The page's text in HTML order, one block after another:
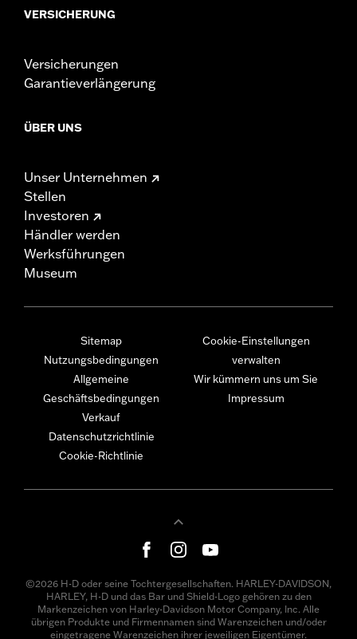
VERSICHERUNG
Versicherungen
Garantieverlängerung
ÜBER UNS
Unser Unternehmen
Stellen
Investoren
Händler werden
Werksführungen
Museum
Sitemap
Nutzungsbedingungen
Allgemeine
Geschäftsbedingungen
Verkauf
Datenschutzrichtlinie
Cookie-Richtlinie
Cookie-Einstellungen
verwalten
Wir kümmern uns um Sie
Impressum
©2026 H-D oder seine Tochtergesellschaften. HARLEY-DAVIDSON,
HARLEY, H-D und das Bar und Shield-Logo gehören zu den
Markenzeichen von Harley-Davidson Motor Company, Inc. Alle
übrigen Produkte und Firmennamen sind Warenzeichen und/oder
eingetragene Warenzeichen ihrer jeweiligen Eigentümer.